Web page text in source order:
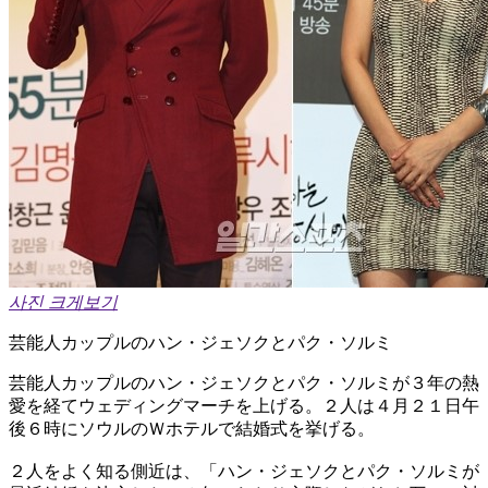
사진 크게보기
芸能人カップルのハン・ジェソクとパク・ソルミ
芸能人カップルのハン・ジェソクとパク・ソルミが３年の熱
愛を経てウェディングマーチを上げる。２人は４月２１日午
後６時にソウルのＷホテルで結婚式を挙げる。
２人をよく知る側近は、「ハン・ジェソクとパク・ソルミが